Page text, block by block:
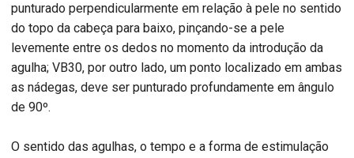
punturado perpendicularmente em relação à pele no sentido
do topo da cabeça para baixo, pinçando-se a pele
levemente entre os dedos no momento da introdução da
agulha; VB30, por outro lado, um ponto localizado em ambas
as nádegas, deve ser punturado profundamente em ângulo
de 90º.
O sentido das agulhas, o tempo e a forma de estimulação